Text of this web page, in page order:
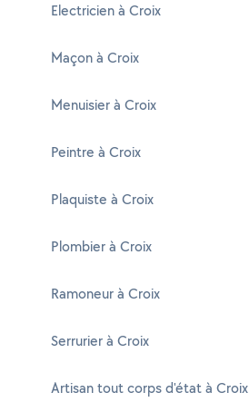
Electricien à Croix
Maçon à Croix
Menuisier à Croix
Peintre à Croix
Plaquiste à Croix
Plombier à Croix
Ramoneur à Croix
Serrurier à Croix
Artisan tout corps d'état à Croix